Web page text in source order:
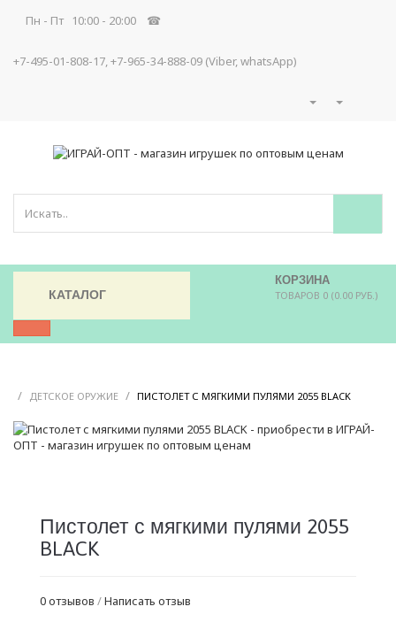
Пн - Пт 10:00 - 20:00 ☎
+7-495-01-808-17, +7-965-34-888-09 (Viber, whatsApp)
КОРЗИНА
ТОВАРОВ 0 (0.00 РУБ.)
КАТАЛОГ
/ ДЕТСКОЕ ОРУЖИЕ / ПИСТОЛЕТ С МЯГКИМИ ПУЛЯМИ 2055 BLACK
Пистолет с мягкими пулями 2055
BLACK
0 отзывов /Написать отзыв